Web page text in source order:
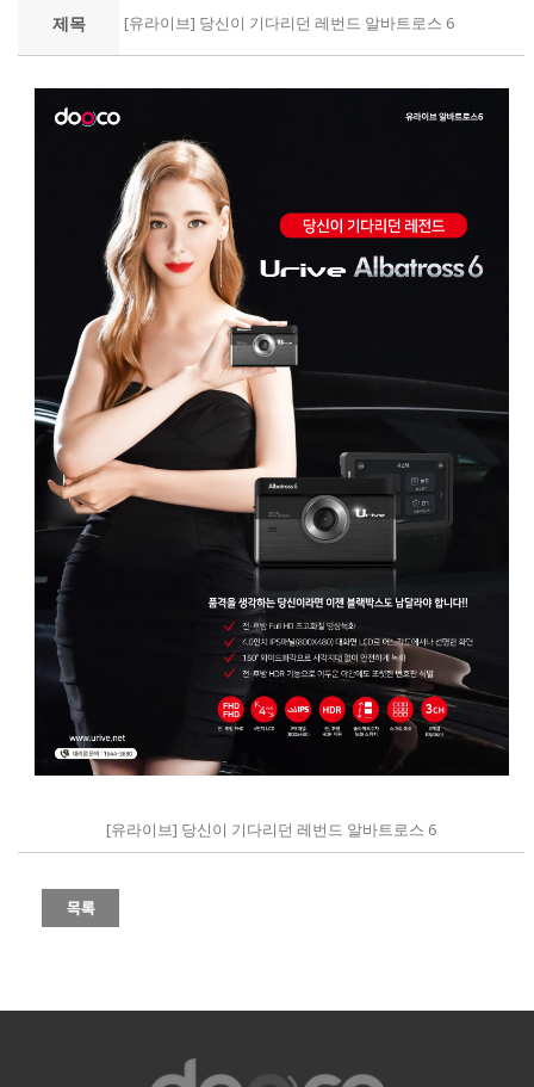
제목 [유라이브] 당신이 기다리던 레번드 알바트로스 6
[유라이브] 당신이 기다리던 레번드 알바트로스 6